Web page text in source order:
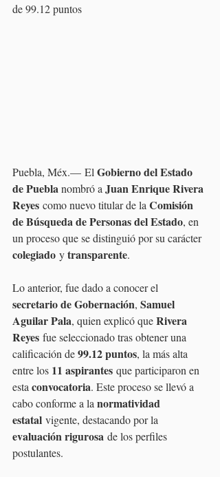
de 99.12 puntos
Puebla, Méx.— El Gobierno del Estado
de Puebla nombró a Juan Enrique Rivera
Reyes como nuevo titular de la Comisión
de Búsqueda de Personas del Estado, en
un proceso que se distinguió por su carácter
colegiado y transparente.
Lo anterior, fue dado a conocer el
secretario de Gobernación, Samuel
Aguilar Pala, quien explicó que Rivera
Reyes fue seleccionado tras obtener una
calificación de 99.12 puntos, la más alta
entre los 11 aspirantes que participaron en
esta convocatoria. Este proceso se llevó a
cabo conforme a la normatividad
estatal vigente, destacando por la
evaluación rigurosa de los perfiles
postulantes.